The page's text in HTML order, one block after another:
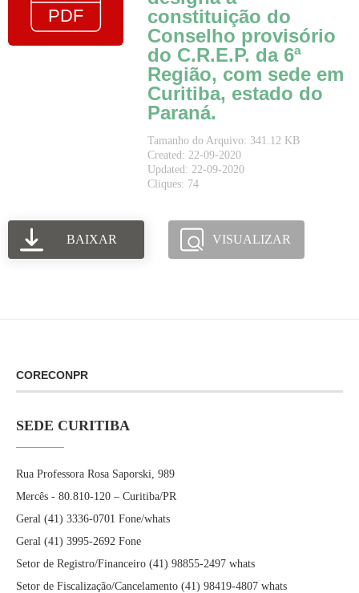
constituição do
Conselho provisório
do C.R.E.P. da 6ª
Região, com sede em
Curitiba, estado do
Paraná.
Tamanho do Arquivo: 341.12 KB
Created: 22-09-2020
Updated: 22-09-2020
Cliques: 74
BAIXAR VISUALIZAR
CORECONPR
SEDE CURITIBA
Rua Professora Rosa Saporski, 989
Mercês - 80.810-120 – Curitiba/PR
Geral (41) 3336-0701 Fone/whats
Geral (41) 3995-2692 Fone
Setor de Registro/Financeiro (41) 98855-2497 whats
Setor de Fiscalização/Cancelamento (41) 98419-4807 whats